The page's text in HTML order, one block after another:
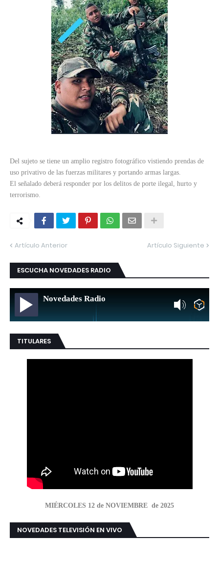
Del sujeto se tiene un amplio registro fotográfico vistiendo prendas de
uso privativo de las fuerzas militares y portando armas largas.
El señalado deberá responder por los delitos de porte ilegal, hurto y
terrorismo.
Artículo Anterior Artículo Siguiente
ESCUCHA NOVEDADES RADIO
Novedades Radio
TITULARES
MIÉRCOLES 12 de NOVIEMBRE de 2025
NOVEDADES TELEVISIÓN EN VIVO